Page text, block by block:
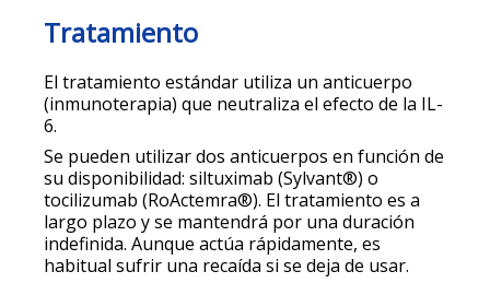
Tratamiento
El tratamiento estándar utiliza un anticuerpo
(inmunoterapia) que neutraliza el efecto de la IL-
6.
Se pueden utilizar dos anticuerpos en función de
su disponibilidad: siltuximab (Sylvant®) o
tocilizumab (RoActemra®). El tratamiento es a
largo plazo y se mantendrá por una duración
indefinida. Aunque actúa rápidamente, es
habitual sufrir una recaída si se deja de usar.